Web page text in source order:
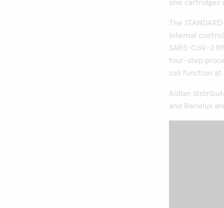
one cartridges
The
internal
SARS-CoV-2
four-step
call function at
Aidian
and Benelux